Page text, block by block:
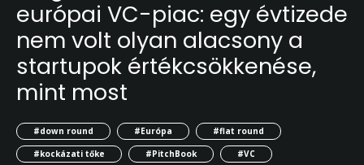
európai VC-piac: egy évtizede
nem volt olyan alacsony a
startupok értékcsökkenése,
mint most
#down round #Európa
#flat round
#kockázati tőke
#PitchBook #VC